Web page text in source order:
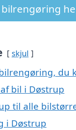
skjul
du
bil i Døstrup
til alle
i Døstrup